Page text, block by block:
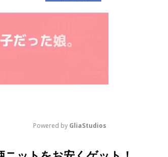
Powered by GliaStudios